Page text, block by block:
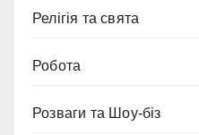
Релігія та свята
Робота
Розваги та Шоу-біз